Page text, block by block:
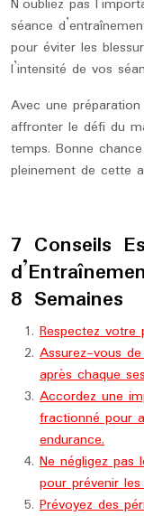
N’oubliez pas
séance
pour éviter les
l’intensité de vos
Avec une
affronter le défi du
temps. Bonne
pleinement de cette
7 Conseils
8 Semaines
Respectez votre
Assurez-vous
après chaque
Accordez une
fractionné pour
endurance.
Ne négligez pas
pour prévenir les
Prévoyez des